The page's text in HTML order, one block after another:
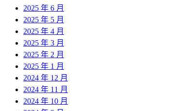
2025 年 6 月
2025 年 5 月
2025 年 4 月
2025 年 3 月
2025 年 2 月
2025 年 1 月
2024 年 12 月
2024 年 11 月
2024 年 10 月